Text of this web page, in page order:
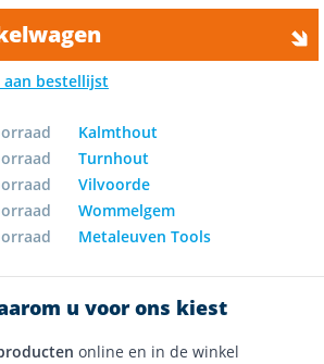
aan bestellijst
Kalmthout
Turnhout
Vilvoorde
Wommelgem
Metaleuven Tools
u voor ons kiest
online en in de winkel